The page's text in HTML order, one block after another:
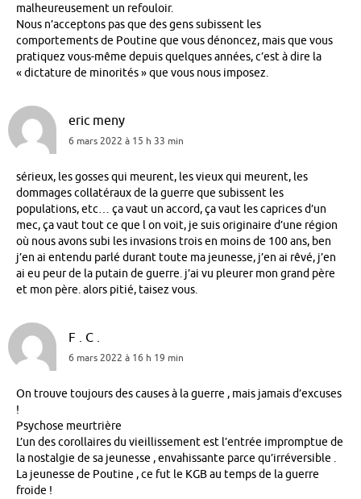
malheureusement un refouloir.
Nous n’acceptons pas que des gens subissent les
comportements de Poutine que vous dénoncez, mais que vous
pratiquez vous-même depuis quelques années, c’est à dire la
« dictature de minorités » que vous nous imposez.
eric meny
6 mars 2022 à 15 h 33 min
sérieux, les gosses qui meurent, les vieux qui meurent, les
dommages collatéraux de la guerre que subissent les
populations, etc… ça vaut un accord, ça vaut les caprices d’un
mec, ça vaut tout ce que l on voit, je suis originaire d’une région
où nous avons subi les invasions trois en moins de 100 ans, ben
j’en ai entendu parlé durant toute ma jeunesse, j’en ai rêvé, j’en
ai eu peur de la putain de guerre. j’ai vu pleurer mon grand père
et mon père. alors pitié, taisez vous.
F . C .
6 mars 2022 à 16 h 19 min
On trouve toujours des causes à la guerre , mais jamais d’excuses
!
Psychose meurtrière
L’un des corollaires du vieillissement est l’entrée impromptue de
la nostalgie de sa jeunesse , envahissante parce qu’irréversible .
La jeunesse de Poutine , ce fut le KGB au temps de la guerre
froide !